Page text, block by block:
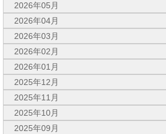
2026年05月
2026年04月
2026年03月
2026年02月
2026年01月
2025年12月
2025年11月
2025年10月
2025年09月